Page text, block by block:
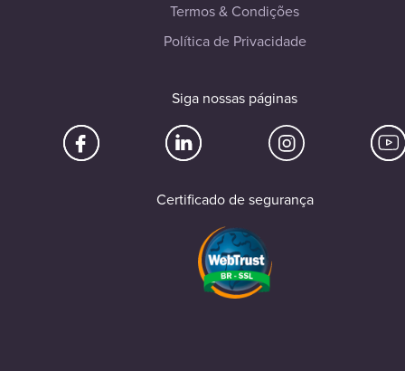
Termos & Condições
Política de Privacidade
Siga nossas páginas
Certificado de segurança